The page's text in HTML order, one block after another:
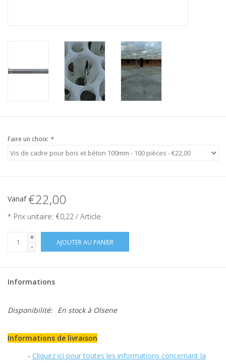
Faire un choix: *
Vanaf€22,00
* Prix unitaire: €0,22 / Article
+
-
AJOUTER AU PANIER
Informations
Disponibilité: En stockà Olsene
Informations de livraison
- Cliquez ici pour toutes les informations concernant la